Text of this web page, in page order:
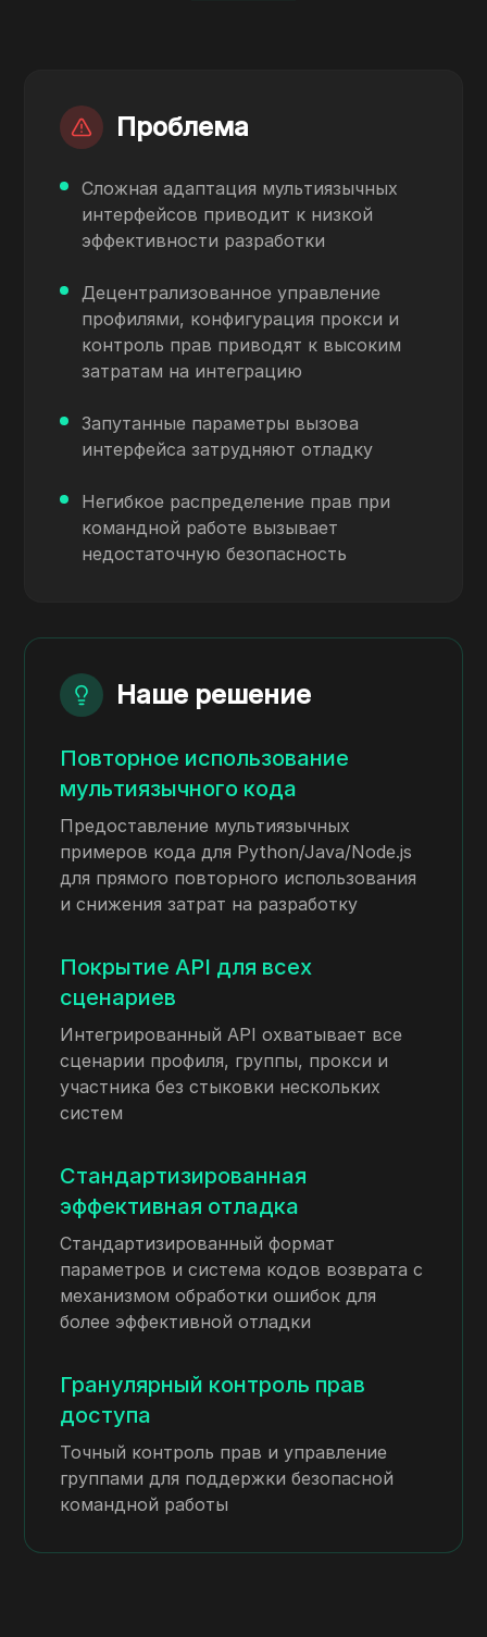
Проблема
Сложная адаптация мультиязычных
интерфейсов приводит к низкой
эффективности разработки
Децентрализованное управление
профилями, конфигурация прокси и
контроль прав приводят к высоким
затратам на интеграцию
Запутанные параметры вызова
интерфейса затрудняют отладку
Негибкое распределение прав при
командной работе вызывает
недостаточную безопасность
Наше решение
Повторное использование
мультиязычного кода
Предоставление мультиязычных
примеров кода для Python/Java/Node.js
для прямого повторного использования
и снижения затрат на разработку
Покрытие API для всех
сценариев
Интегрированный API охватывает все
сценарии профиля, группы, прокси и
участника без стыковки нескольких
систем
Стандартизированная
эффективная отладка
Стандартизированный формат
параметров и система кодов возврата с
механизмом обработки ошибок для
более эффективной отладки
Гранулярный контроль прав
доступа
Точный контроль прав и управление
группами для поддержки безопасной
командной работы